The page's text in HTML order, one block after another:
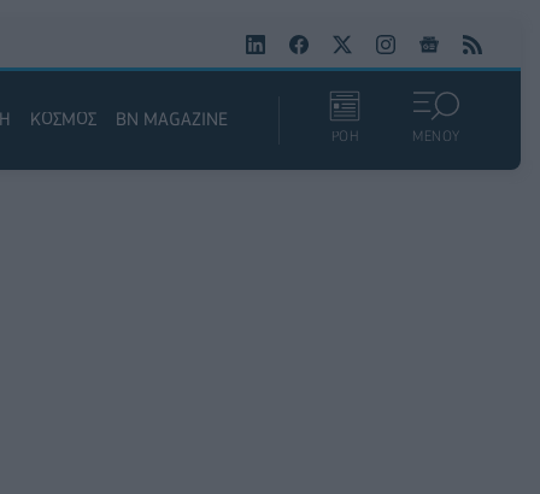
ΚΟΣΜΟΣ BN MAGAZINE
ΡΟΗ ΜΕΝΟΥ